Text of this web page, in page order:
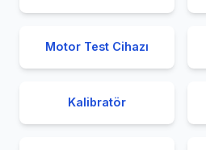
Motor Test Cihazı
Kalibratör